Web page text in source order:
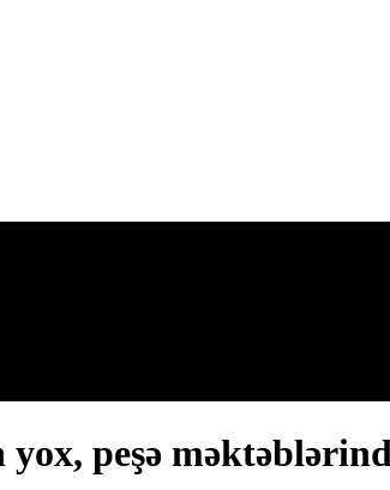
peşə